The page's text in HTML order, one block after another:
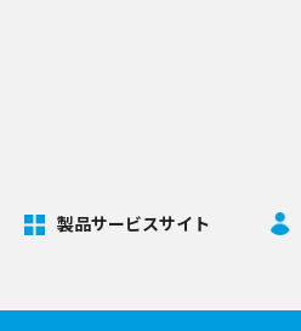
製品サービスサイト